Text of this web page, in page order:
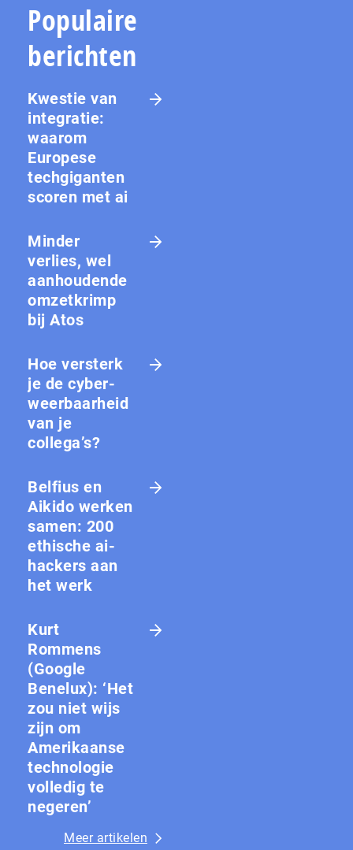
Populaire
berichten
Kwestie van
integratie:
waarom
Europese
techgiganten
scoren met ai
Minder
verlies, wel
aanhoudende
omzetkrimp
bij Atos
Hoe versterk
je de cy­ber­
weer­baar­heid
van je
collega’s?
Belfius en
Aikido werken
samen: 200
ethische ai-
hackers aan
het werk
Kurt
Rommens
(Google
Benelux): ‘Het
zou niet wijs
zijn om
Amerikaanse
technologie
volledig te
negeren’
Meer artikelen